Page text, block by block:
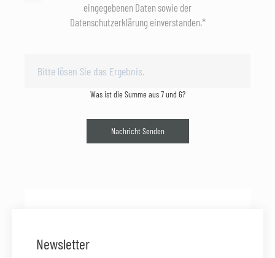
eingegebenen Daten sowie der
Datenschutzerklärung einverstanden.*
Was ist die Summe aus 7 und 6?
Nachricht Senden
Newsletter